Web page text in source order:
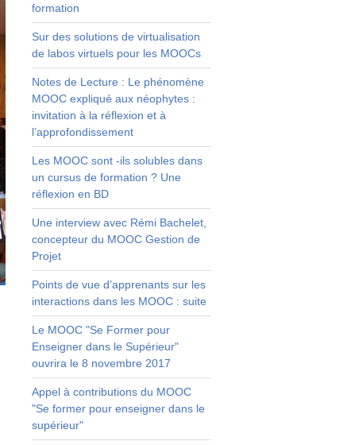
formation
Sur des solutions de virtualisation
de labos virtuels pour les MOOCs
Notes de Lecture : Le phénomène
MOOC expliqué aux néophytes :
invitation à la réflexion et à
l’approfondissement
Les MOOC sont -ils solubles dans
un cursus de formation ? Une
réflexion en BD
Une interview avec Rémi Bachelet,
concepteur du MOOC Gestion de
Projet
Points de vue d’apprenants sur les
interactions dans les MOOC : suite
Le MOOC "Se Former pour
Enseigner dans le Supérieur"
ouvrira le 8 novembre 2017
Appel à contributions du MOOC
"Se former pour enseigner dans le
supérieur"